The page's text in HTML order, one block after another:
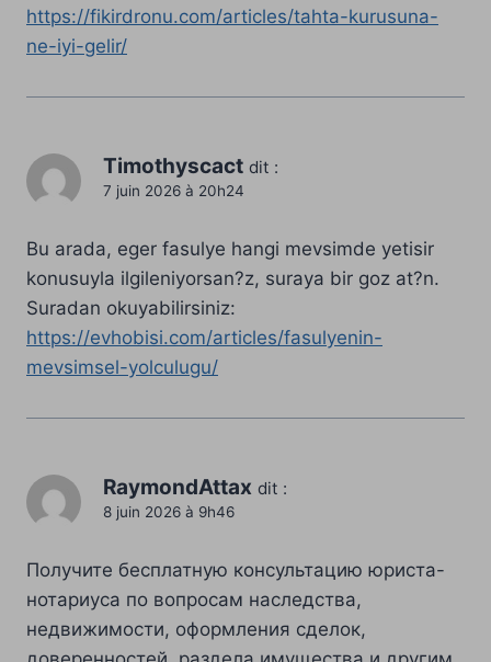
https://fikirdronu.com/articles/tahta-kurusuna-
ne-iyi-gelir/
Timothyscact dit :
7 juin 2026 à 20h24
Bu arada, eger fasulye hangi mevsimde yetisir
konusuyla ilgileniyorsan?z, suraya bir goz at?n.
Suradan okuyabilirsiniz:
https://evhobisi.com/articles/fasulyenin-
mevsimsel-yolculugu/
RaymondAttax dit :
8 juin 2026 à 9h46
Получите бесплатную консультацию юриста-
нотариуса по вопросам наследства,
недвижимости, оформления сделок,